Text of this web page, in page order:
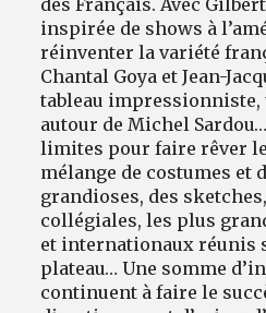
inspirée de shows à
réinventer la variété
Chantal Goya et Jean-
tableau
autour de Michel
limites pour faire rêver
mélange de costumes et
grandioses, des
collégiales, les plus
et internationaux réunis
plateau… Une somme
continuent à faire le